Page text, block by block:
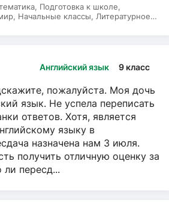
Подготовка к школе,
Начальные классы, Литературное
Английский язык 9 класс
пожалуйста. Моя дочь
язык. Не успела переписать
ответов. Хотя, является
языку в
назначена нам 3 июля.
получить отличную оценку за
пересд...